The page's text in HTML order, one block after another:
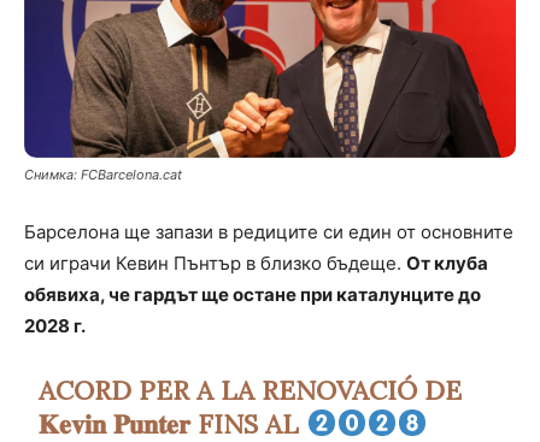
Снимка: FCBarcelona.cat
Барселона ще запази в редиците си един от основните
си играчи Кевин Пънтър в близко бъдеще. От клуба
обявиха, че гардът ще остане при каталунците до
2028 г.
ACORD PER A LA RENOVACIÓ DE
𝐊𝐞𝐯𝐢𝐧 𝐏𝐮𝐧𝐭𝐞𝐫 FINS AL